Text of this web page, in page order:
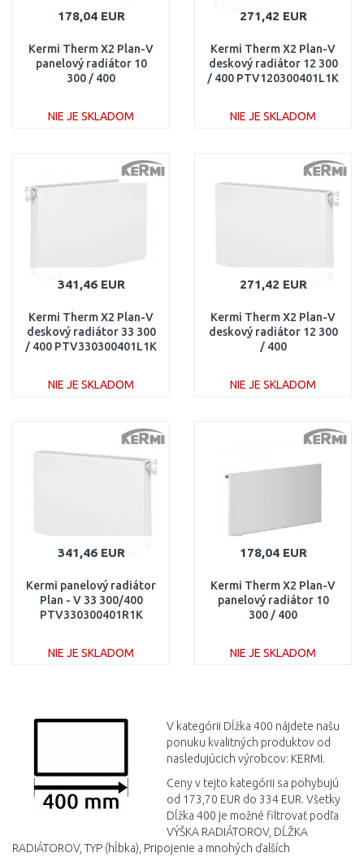
178,04 EUR
Kermi Therm X2 Plan-V
panelový radiátor 10
300 / 400
NIE JE SKLADOM
Porovnať
271,42 EUR
Kermi Therm X2 Plan-V
deskový radiátor 12 300
/ 400 PTV120300401L1K
NIE JE SKLADOM
341,46 EUR
Kermi Therm X2 Plan-V
deskový radiátor 33 300
/ 400 PTV330300401L1K
NIE JE SKLADOM
271,42 EUR
Kermi Therm X2 Plan-V
deskový radiátor 12 300
/ 400
NIE JE SKLADOM
341,46 EUR
Kermi panelový radiátor
Plan - V 33 300/400
PTV330300401R1K
NIE JE SKLADOM
Porovnať
178,04 EUR
Kermi Therm X2 Plan-V
panelový radiátor 10
300 / 400
NIE JE SKLADOM
V kategórii Dĺžka 400 nájdete našu
ponuku kvalitných produktov od
nasledujúcich výrobcov: KERMI.
Ceny v tejto kategórii sa pohybujú
od 173,70 EUR do 334 EUR. Všetky
Dĺžka 400 je možné filtrovať podľa
VÝŠKA RADIÁTOROV, DĹŽKA
RADIÁTOROV, TYP (hĺbka), Pripojenie a mnohých ďalších